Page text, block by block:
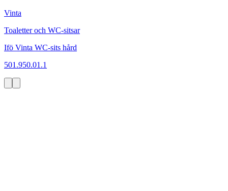
Vinta
Toaletter och WC-sitsar
Ifö Vinta WC-sits hård
501.950.01.1